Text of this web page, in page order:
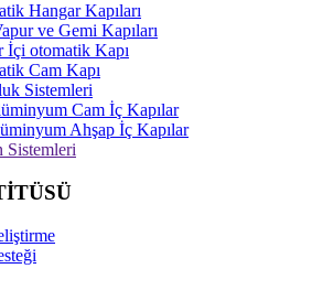
Hangar Kapıları
ve Gemi Kapıları
İçi otomatik Kapı
Cam Kapı
Sistemleri
Cam İç Kapılar
Ahşap İç Kapılar
Sistemleri